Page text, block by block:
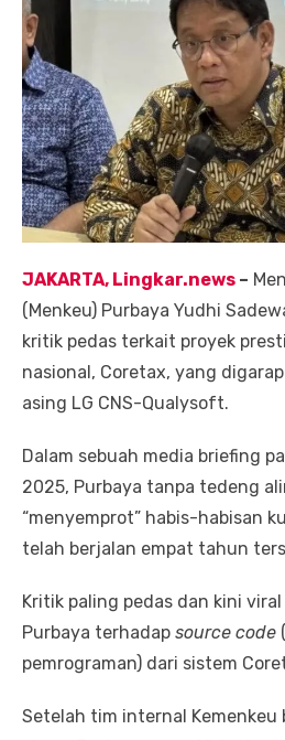
JAKARTA, Lingkar.news –
(Menkeu) Purbaya Yudhi
kritik pedas terkait proyek
nasional, Coretax, yang
asing LG CNS-Qualysoft.
Dalam sebuah media briefing
2025, Purbaya tanpa tedeng
“menyemprot” habis-habisan
telah berjalan empat tahun
Kritik paling pedas dan kini
Purbaya terhadap source code
pemrograman) dari sistem
Setelah tim internal Kemenkeu